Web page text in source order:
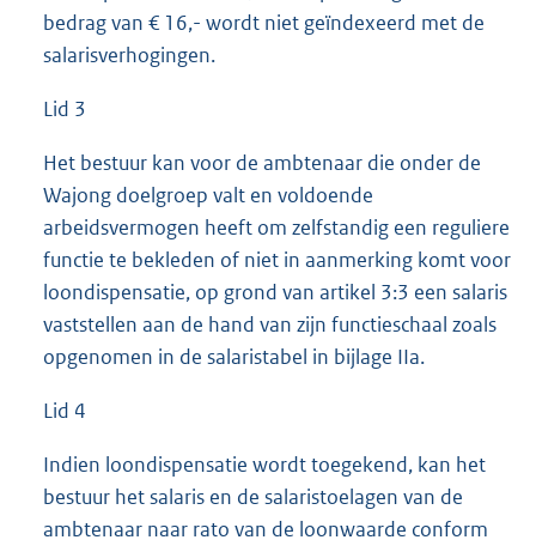
bedrag van € 16,- wordt niet geïndexeerd met de
salarisverhogingen.
Lid 3
Het bestuur kan voor de ambtenaar die onder de
Wajong doelgroep valt en voldoende
arbeidsvermogen heeft om zelfstandig een reguliere
functie te bekleden of niet in aanmerking komt voor
loondispensatie, op grond van artikel 3:3 een salaris
vaststellen aan de hand van zijn functieschaal zoals
opgenomen in de salaristabel in bijlage IIa.
Lid 4
Indien loondispensatie wordt toegekend, kan het
bestuur het salaris en de salaristoelagen van de
ambtenaar naar rato van de loonwaarde conform